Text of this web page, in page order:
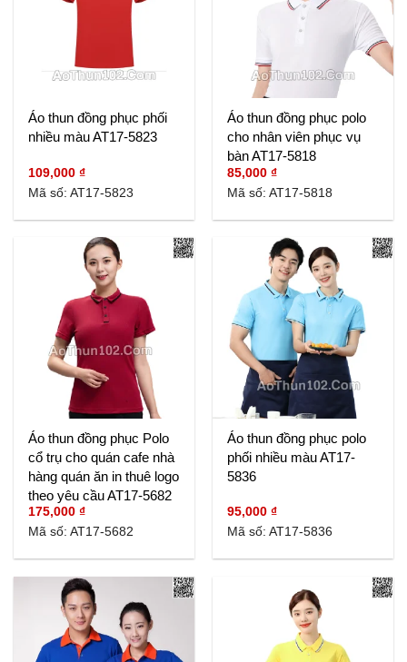
Áo thun đồng phục phối
nhiều màu AT17-5823
109,000₫
Mã số: AT17-5823
Áo thun đồng phục polo
cho nhân viên phục vụ
bàn AT17-5818
85,000₫
Mã số: AT17-5818
Áo thun đồng phục Polo
cổ trụ cho quán cafe nhà
hàng quán ăn in thuê logo
theo yêu cầu AT17-5682
175,000₫
Mã số: AT17-5682
Áo thun đồng phục polo
phối nhiều màu AT17-
5836
95,000₫
Mã số: AT17-5836